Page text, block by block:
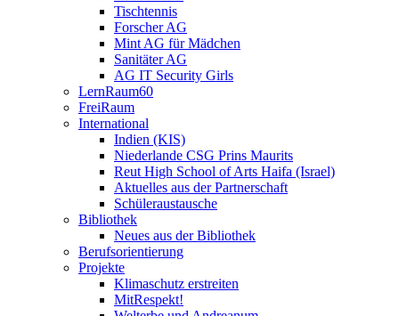
Tischtennis
Forscher AG
Mint AG für Mädchen
Sanitäter AG
AG IT Security Girls
LernRaum60
FreiRaum
International
Indien (KIS)
Niederlande CSG Prins Maurits
Reut High School of Arts Haifa (Israel)
Aktuelles aus der Partnerschaft
Schüleraustausche
Bibliothek
Neues aus der Bibliothek
Berufsorientierung
Projekte
Klimaschutz erstreiten
MitRespekt!